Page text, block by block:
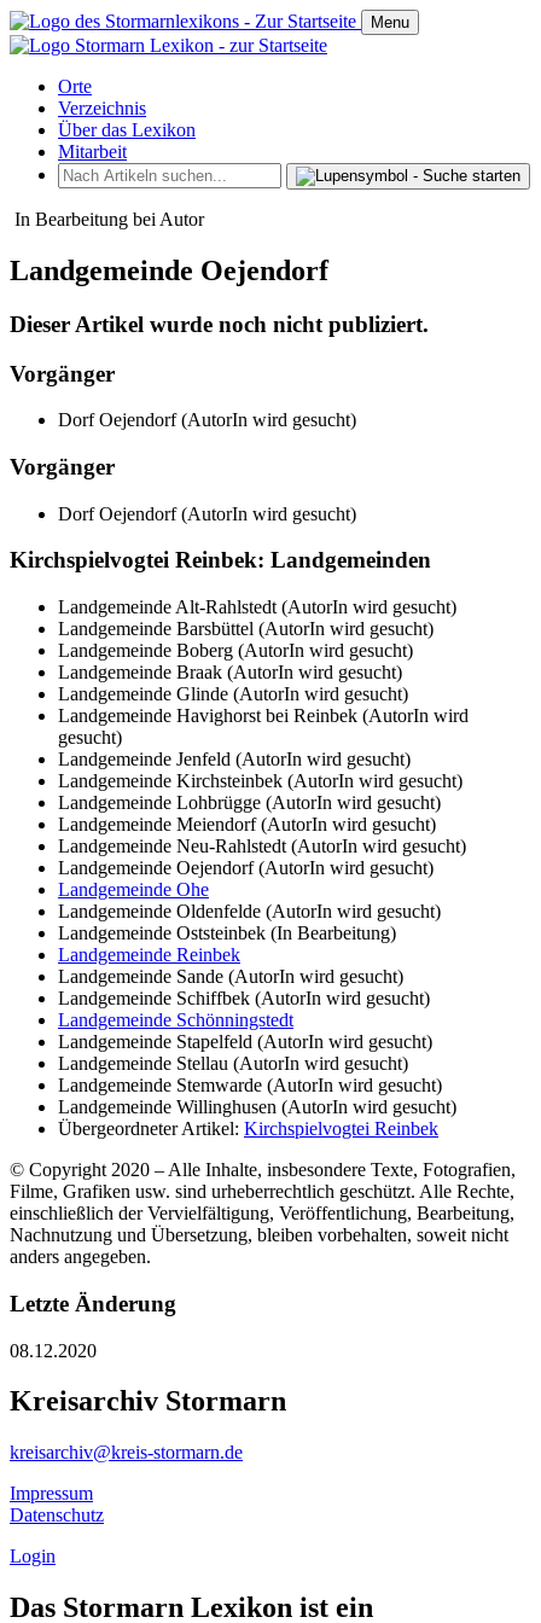
Menu
Orte
Verzeichnis
Über das Lexikon
Mitarbeit
In Bearbeitung bei Autor
Landgemeinde Oejendorf
Dieser Artikel wurde noch nicht publiziert.
Vorgänger
Dorf Oejendorf (AutorIn wird gesucht)
Vorgänger
Dorf Oejendorf (AutorIn wird gesucht)
Kirchspielvogtei Reinbek: Landgemeinden
Landgemeinde Alt-Rahlstedt (AutorIn wird gesucht)
Landgemeinde Barsbüttel (AutorIn wird gesucht)
Landgemeinde Boberg (AutorIn wird gesucht)
Landgemeinde Braak (AutorIn wird gesucht)
Landgemeinde Glinde (AutorIn wird gesucht)
Landgemeinde Havighorst bei Reinbek (AutorIn wird
gesucht)
Landgemeinde Jenfeld (AutorIn wird gesucht)
Landgemeinde Kirchsteinbek (AutorIn wird gesucht)
Landgemeinde Lohbrügge (AutorIn wird gesucht)
Landgemeinde Meiendorf (AutorIn wird gesucht)
Landgemeinde Neu-Rahlstedt (AutorIn wird gesucht)
Landgemeinde Oejendorf (AutorIn wird gesucht)
Landgemeinde Ohe
Landgemeinde Oldenfelde (AutorIn wird gesucht)
Landgemeinde Oststeinbek (In Bearbeitung)
Landgemeinde Reinbek
Landgemeinde Sande (AutorIn wird gesucht)
Landgemeinde Schiffbek (AutorIn wird gesucht)
Landgemeinde Schönningstedt
Landgemeinde Stapelfeld (AutorIn wird gesucht)
Landgemeinde Stellau (AutorIn wird gesucht)
Landgemeinde Stemwarde (AutorIn wird gesucht)
Landgemeinde Willinghusen (AutorIn wird gesucht)
Übergeordneter Artikel: Kirchspielvogtei Reinbek
© Copyright 2020 – Alle Inhalte, insbesondere Texte, Fotografien,
Filme, Grafiken usw. sind urheberrechtlich geschützt. Alle Rechte,
einschließlich der Vervielfältigung, Veröffentlichung, Bearbeitung,
Nachnutzung und Übersetzung, bleiben vorbehalten, soweit nicht
anders angegeben.
Letzte Änderung
08.12.2020
Kreisarchiv Stormarn
kreisarchiv@kreis-stormarn.de
Impressum
Datenschutz
Login
Das Stormarn Lexikon ist ein